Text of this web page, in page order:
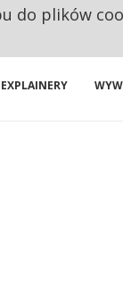
EXPLAINERY
do plików